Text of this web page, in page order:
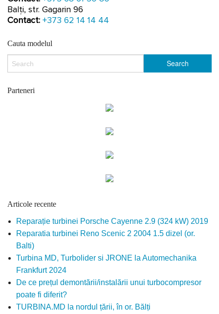
Balți, str. Gagarin 96
Contact: +373 62 14 14 44
Cauta modelul
Parteneri
Articole recente
Reparație turbinei Porsche Cayenne 2.9 (324 kW) 2019
Reparatia turbinei Reno Scenic 2 2004 1.5 dizel (or.
Balti)
Turbina MD, Turbolider si JRONE la Automechanika
Frankfurt 2024
De ce prețul demontării/instalării unui turbocompresor
poate fi diferit?
TURBINA.MD la nordul țării, în or. Bălți